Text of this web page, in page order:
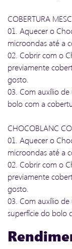
COBERTURA
01. Aquecer o
microondas até a
02. Cobrir com o
previamente
gosto.
03. Com auxílio
bolo com a
CHOCOBLANC
01. Aquecer o
microondas até a
02. Cobrir com o
previamente
gosto.
03. Com auxílio de
superfície do bolo